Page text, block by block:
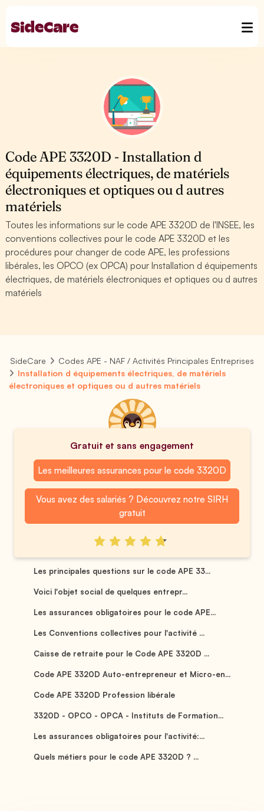
Code APE 3320D - Installation d
équipements électriques, de matériels
électroniques et optiques ou d autres
matériels
Toutes les informations sur le code APE 3320D de l'INSEE, les
conventions collectives pour le code APE 3320D et les
procédures pour changer de code APE, les professions
libérales, les OPCO (ex OPCA) pour Installation d équipements
électriques, de matériels électroniques et optiques ou d autres
matériels
SideCare
Codes APE - NAF / Activités Principales Entreprises
Installation d équipements électriques, de matériels
électroniques et optiques ou d autres matériels
Gratuit et sans engagement
Les meilleures assurances pour le code 3320D
Vous avez des salariés ? Découvrez notre SIRH
gratuit
Les principales questions sur le code APE 33...
Voici l'objet social de quelques entrepr...
Les assurances obligatoires pour le code APE...
Les Conventions collectives pour l'activité ...
Caisse de retraite pour le Code APE 3320D ...
Code APE 3320D Auto-entrepreneur et Micro-en...
Code APE 3320D Profession libérale
3320D - OPCO - OPCA - Instituts de Formation...
Les assurances obligatoires pour l'activité:...
Quels métiers pour le code APE 3320D ? ...